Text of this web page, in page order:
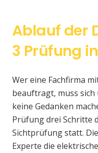
Ablauf der
3 Prüfung
Wer eine Fachfirma
beauftragt, muss
keine Gedanken
Prüfung drei Schritte
Sichtprüfung statt.
Experte die